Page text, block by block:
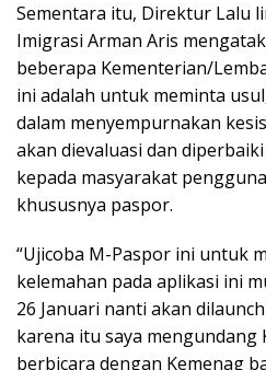
Sementara itu, Direktur Lalu
Imigrasi Arman Aris
beberapa Kementerian/
ini adalah untuk meminta
dalam menyempurnakan
akan dievaluasi dan
kepada masyarakat
khususnya paspor.
“Ujicoba M-Paspor ini untuk
kelemahan pada aplikasi ini
26 Januari nanti akan
karena itu saya mengundang
berbicara dengan Kemenag